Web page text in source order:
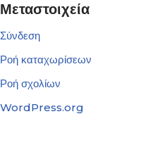
Μεταστοιχεία
Σύνδεση
Ροή καταχωρίσεων
Ροή σχολίων
WordPress.org